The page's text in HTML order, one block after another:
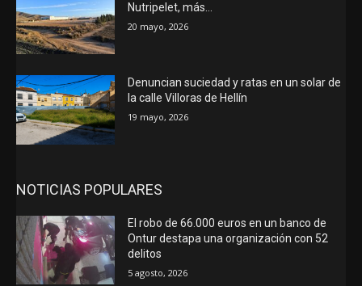
Nutripelet, más…
20 mayo, 2026
Denuncian suciedad y ratas en un solar de
la calle Villoras de Hellín
19 mayo, 2026
NOTICIAS POPULARES
El robo de 66.000 euros en un banco de
Ontur destapa una organización con 52
delitos
5 agosto, 2026